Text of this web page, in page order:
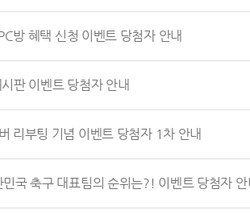
방 혜택 신청 이벤트 당첨자 안내
판 이벤트 당첨자 안내
리부팅 기념 이벤트 당첨자 1차 안내
국 축구 대표팀의 순위는?! 이벤트 당첨자 안